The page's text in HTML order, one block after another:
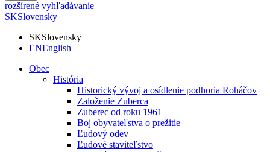
rozšírené vyhľadávanie
SKSlovensky
SKSlovensky
ENEnglish
Obec
História
Historický vývoj a osídlenie podhoria Roháčov
Založenie Zuberca
Zuberec od roku 1961
Boj obyvateľstva o prežitie
Ľudový odev
Ľudové staviteľstvo